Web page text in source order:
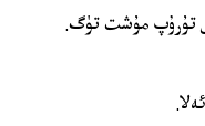
تۇرۇپ مۇشت تۈگ.